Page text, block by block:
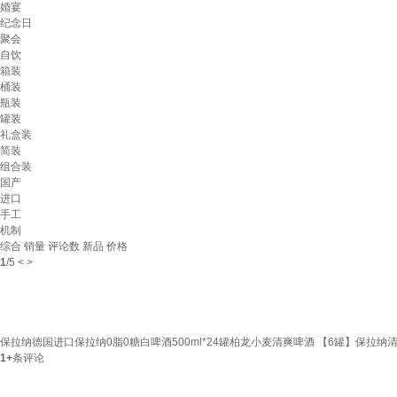
婚宴
纪念日
聚会
自饮
箱装
桶装
瓶装
罐装
礼盒装
简装
组合装
国产
进口
手工
机制
综合 销量 评论数 新品 价格
1/5 < >
保拉纳德国进口保拉纳0脂0糖白啤酒500ml*24罐柏龙小麦清爽啤酒 【6罐】保拉纳
1+条评论